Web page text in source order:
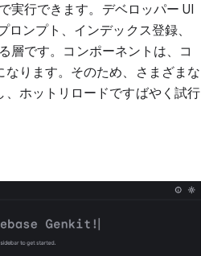
実行できます。デベロッパー UI
ンプト、インデックス登録、
層です。コンポーネントは、コ
ります。そのため、さまざまな
ホットリロードですばやく試行